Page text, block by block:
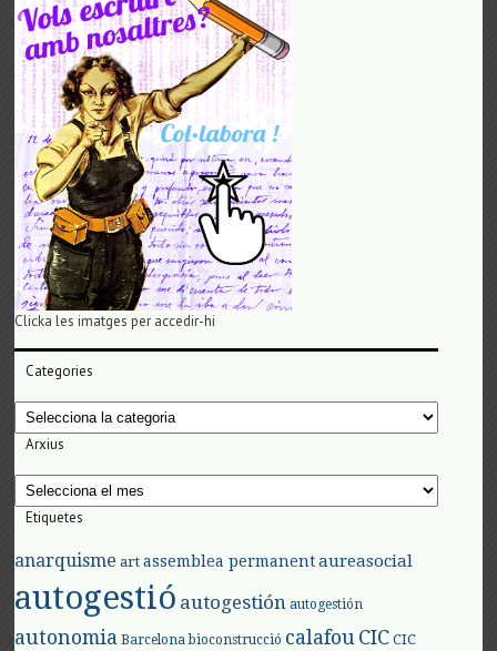
Clicka les imatges per accedir-hi
Categories
Categories
Arxius
Arxius
Etiquetes
anarquisme art assemblea permanent aureasocial
autogestió autogestión autogestión
autonomia Barcelona bioconstrucció calafouCIC CIC